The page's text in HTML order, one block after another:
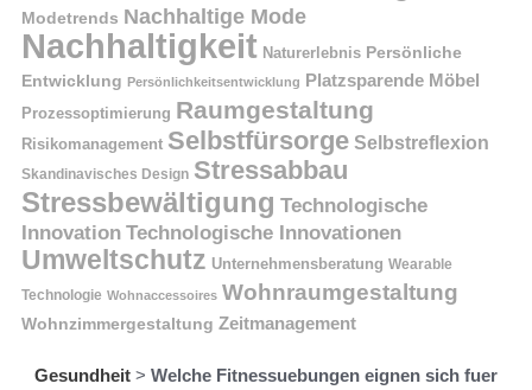
Modetrends Nachhaltige Mode
Nachhaltigkeit Naturerlebnis Persönliche
Entwicklung Persönlichkeitsentwicklung Platzsparende Möbel
Prozessoptimierung Raumgestaltung
Risikomanagement Selbstfürsorge Selbstreflexion
Skandinavisches Design Stressabbau
Stressbewältigung Technologische
Innovation Technologische Innovationen
Umweltschutz Unternehmensberatung Wearable
Technologie Wohnaccessoires Wohnraumgestaltung
Wohnzimmergestaltung Zeitmanagement
Gesundheit > Welche Fitnessuebungen eignen sich fuer